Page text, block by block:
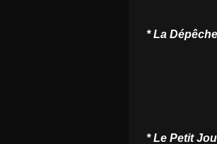
* La
* Le Petit